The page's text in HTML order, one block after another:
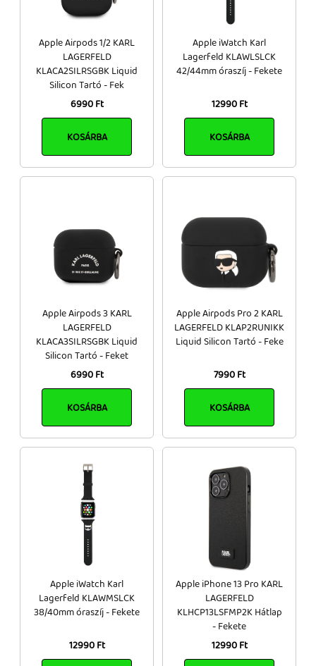
Apple Airpods 1/2 KARL
LAGERFELD
KLACA2SILRSGBK Liquid
Silicon Tartó - Fek
6990 Ft
KOSÁRBA
Apple iWatch Karl
Lagerfeld KLAWLSLCK
42/44mm óraszíj - Fekete
12990 Ft
KOSÁRBA
Apple Airpods 3 KARL
LAGERFELD
KLACA3SILRSGBK Liquid
Silicon Tartó - Feket
6990 Ft
KOSÁRBA
Apple Airpods Pro 2 KARL
LAGERFELD KLAP2RUNIKK
Liquid Silicon Tartó - Feke
7990 Ft
KOSÁRBA
Apple iWatch Karl
Lagerfeld KLAWMSLCK
38/40mm óraszíj - Fekete
12990 Ft
Apple iPhone 13 Pro KARL
LAGERFELD
KLHCP13LSFMP2K Hátlap
- Fekete
12990 Ft